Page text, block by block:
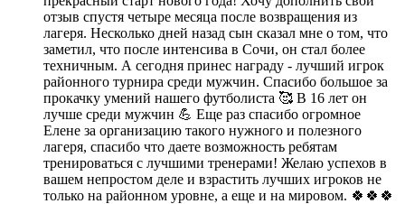
отзыв спустя четыре месяца после возвращения из
лагеря. Несколько дней назад сын сказал мне о том, что
заметил, что после интенсива в Сочи, он стал более
техничным. А сегодня принес награду - лучший игрок
районного турнира среди мужчин. Спасибо большое за
прокачку умений нашего футболиста 🥰 В 16 лет он
лучше среди мужчин 💪 Еще раз спасибо огромное
Елене за организацию такого нужного и полезного
лагеря, спасибо что даете возможность ребятам
тренироваться с лучшими тренерами! Желаю успехов в
вашем непростом деле и взрастить лучших игроков не
только на районном уровне, а еще и на мировом. 🍀🍀🍀